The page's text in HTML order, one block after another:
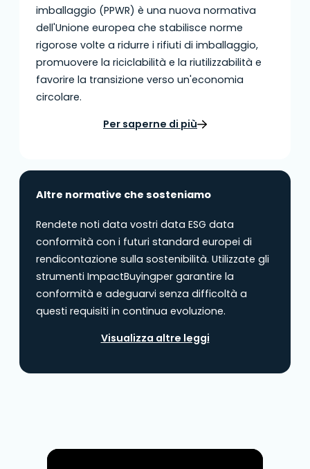
imballaggio (PPWR) è una nuova normativa
dell'Unione europea che stabilisce norme
rigorose volte a ridurre i rifiuti di imballaggio,
promuovere la riciclabilità e la riutilizzabilità e
favorire la transizione verso un'economia
circolare.
Per saperne di più
Altre normative che sosteniamo
Rendete noti data vostri data ESG data
conformità con i futuri standard europei di
rendicontazione sulla sostenibilità. Utilizzate gli
strumenti ImpactBuyingper garantire la
conformità e adeguarvi senza difficoltà a
questi requisiti in continua evoluzione.
Visualizza altre leggi